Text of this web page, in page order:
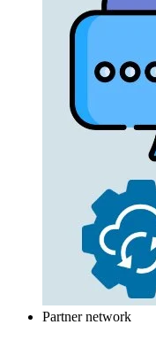
Partner network